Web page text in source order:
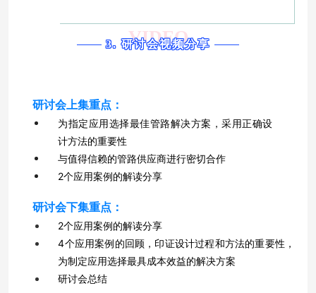
VIDEO
3. 研讨会视频分享
研讨会上集重点：
为指定应用选择最佳管路解决方案，采用正确设
计方法的重要性
与值得信赖的管路供应商进行密切合作
2个应用案例的解读分享
研讨会下集重点：
2个应用案例的解读分享
4个应用案例的回顾，印证设计过程和方法的重要性，
为制定应用选择最具成本效益的解决方案
研讨会总结